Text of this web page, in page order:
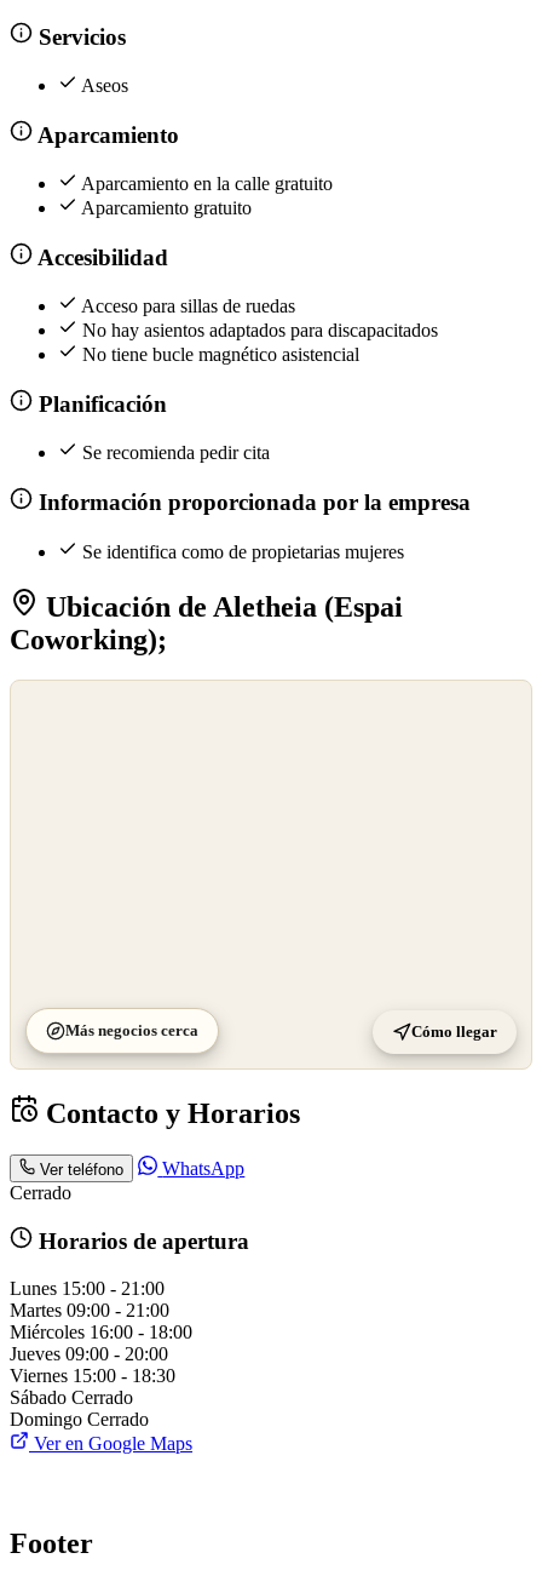
Servicios
Aseos
Aparcamiento
Aparcamiento en la calle gratuito
Aparcamiento gratuito
Accesibilidad
Acceso para sillas de ruedas
No hay asientos adaptados para discapacitados
No tiene bucle magnético asistencial
Planificación
Se recomienda pedir cita
Información proporcionada por la empresa
Se identifica como de propietarias mujeres
Ubicación de Aletheia (Espai
Coworking);
Más negocios cerca Cómo llegar
Contacto y Horarios
Ver teléfono
WhatsApp
Cerrado
Horarios de apertura
Lunes 15:00 - 21:00
Martes 09:00 - 21:00
Miércoles 16:00 - 18:00
Jueves 09:00 - 20:00
Viernes 15:00 - 18:30
Sábado Cerrado
Domingo Cerrado
Ver en Google Maps
Footer